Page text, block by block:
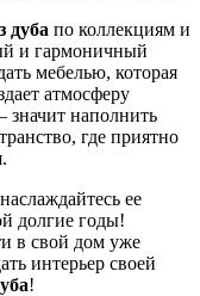
дуба по коллекциям и
и гармоничный
мебелью, которая
атмосферу
значит наполнить
где приятно
ее
долгие годы!
в свой дом уже
интерьер своей
!